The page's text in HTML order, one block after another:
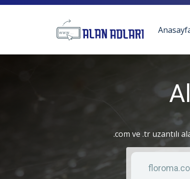
.com ve .tr uzantılı
Anahtar kelime
Liste türü